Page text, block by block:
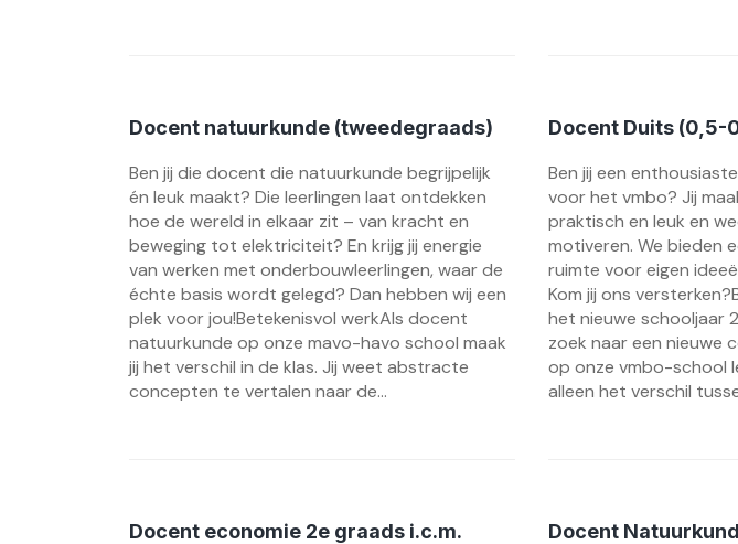
Docent natuurkunde (tweedegraads)
Ben jij die docent die natuurkunde begrijpelijk
én leuk maakt? Die leerlingen laat ontdekken
hoe de wereld in elkaar zit – van kracht en
beweging tot elektriciteit? En krijg jij energie
van werken met onderbouwleerlingen, waar de
échte basis wordt gelegd? Dan hebben wij een
plek voor jou!Betekenisvol werkAls docent
natuurkunde op onze mavo-havo school maak
jij het verschil in de klas. Jij weet abstracte
concepten te vertalen naar de...
Docent Duits (0,5-
Ben jij een
voor het vmbo? Jij
praktisch en leuk en
motiveren. We bieden
ruimte voor eigen
Kom jij ons
het nieuwe schooljaar
zoek naar een nieuwe
op onze vmbo-school
alleen het verschil
Docent economie 2e graads i.c.m.
Docent